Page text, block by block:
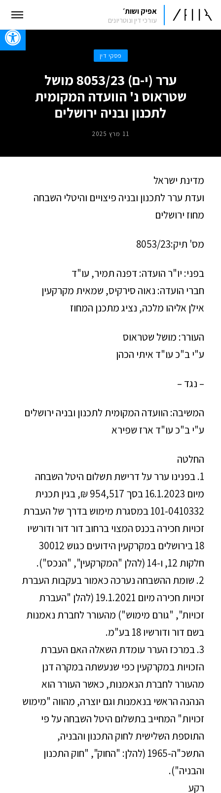
אפיק ושות׳
עורכי דין ונוטריונים
פסקי דין
ערר (י-ם) 8053/23 מושל
שטראוס נ' הוועדה המקומית
לתכנון ובניה ירושלים
11 מרץ 2025
מדינת ישראל
ועדת ערר לתכנון ובניה פיצויים והיטלי השבחה
מחוז ירושלים
מס' תיק:8053/23
בפני: יו"ר הועדה: דפנה תמיר, עו"ד
חברי הועדה: נאוה סירקיס, שמאית מקרקעין
אילן אליהו מלכה, נציג מתכנן המחוז
העורר: מושל שטראוס
ע"י ב"כ עו"ד איתי הכהן
– נגד –
המשיבה: הוועדה המקומית לתכנון ובניה ירושלים
ע"י ב"כ עו"ד ארז שפירא
החלטה
1. בפנינו ערר על דרישת תשלום היטל השבחה
מיום 16.1.2023 בסך 954,517 ₪, בגין תכנית
101-0410332 במסגרת מימוש בדרך של העברת
זכויות חכירה בכנס המצוי ברחוב דור דור ודורשיו
18 בירושלים במקרקעין הידועים כגוש 30012
חלקות 12, ו-14 (להלן "המקרקעין", "הנכס").
2. שומת ההשבחה נערכה כאמור בעקבות העברת
זכויות חכירה מיום 19.1.2021 (להלן "העברת
זכויות", "גורם מימוש") מהעורר לחברת נאמנות
בשם דור ודורשיו 18 בע"מ.
3. במרכז הערר עומדת השאלה האם העברת
הזכויות במקרקעין כפי שנעשתה במקרה דנן
מהעורר לחברת הנאמנות, כאשר העורר הוא
הנהנה הראשי בנאמנות וגם יוצרה, מהווה "מימוש
זכויות" המחייב בתשלום היטל השבחה על פי
התוספת השלישית לחוק התכנון והבניה,
התשכ"ה-1965 (להלן: "החוק", "חוק התכנון
והבניה").
רקע